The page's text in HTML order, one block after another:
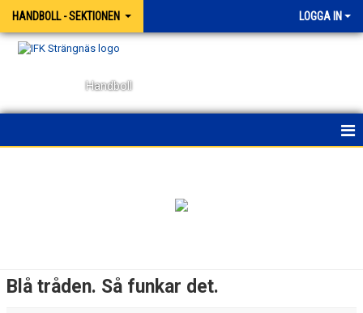
HANDBOLL - SEKTIONEN LOGGA IN
Handboll
Blå tråden. Så funkar det.